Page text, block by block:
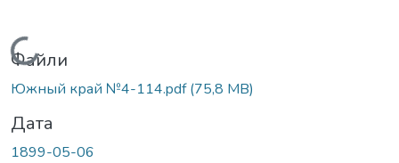
Вантажиться...
Файли
Южный край №4-114.pdf(75,8 MB)
Дата
1899-05-06